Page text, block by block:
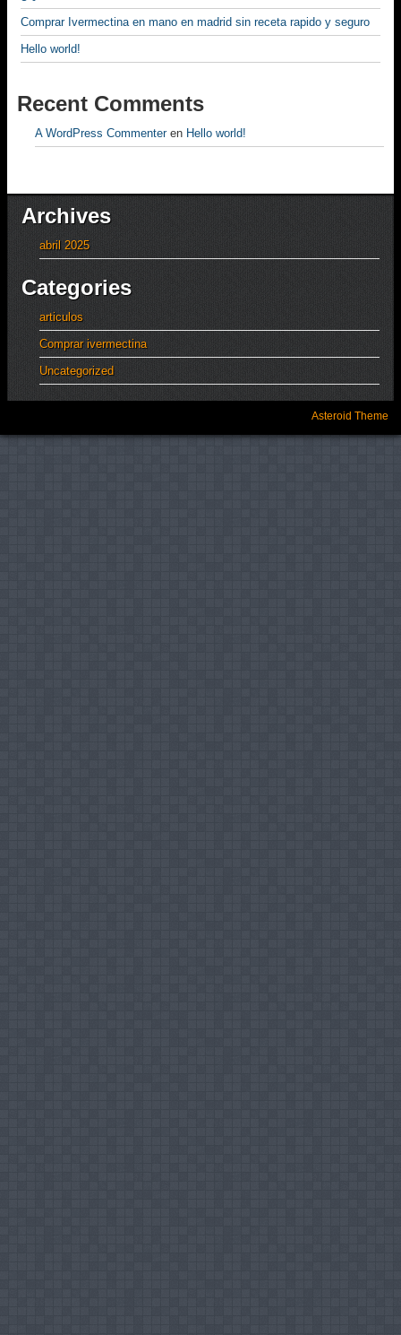
Comprar Ivermectina en mano en madrid sin receta rapido y seguro
Hello world!
Recent Comments
A WordPress Commenteren Hello world!
Archives
abril 2025
Categories
articulos
Comprar ivermectina
Uncategorized
Asteroid Theme